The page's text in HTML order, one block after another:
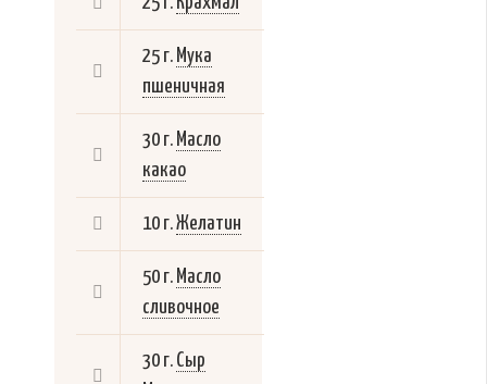
25 г. Мука
пшеничная
30 г. Масло
какао
10 г.Желатин
50 г. Масло
сливочное
30 г. Сыр